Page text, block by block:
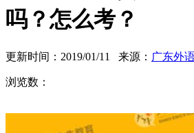
吗？怎么考？
更新时间：2019/01/11 来源： 广东外
浏览数：